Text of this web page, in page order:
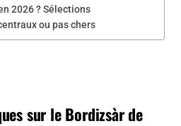
2026 ? Sélections
ou pas chers
sur le Bordizsàr de